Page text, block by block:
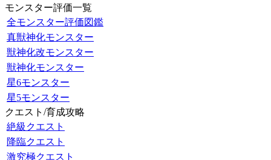
モンスター評価一覧
全モンスター評価図鑑
真獣神化モンスター
獣神化改モンスター
獣神化モンスター
星6モンスター
星5モンスター
クエスト/育成攻略
絶級クエスト
降臨クエスト
激究極クエスト